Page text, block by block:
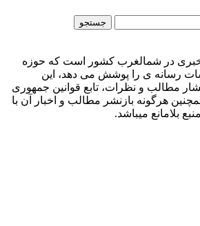
خبری در شمالغرب کشور است که حوزه
رسانه ی را پوشش می دهد، این
مطالب و نظرات، تابع قوانین جمهوری
هرگونه بازنشر مطالب و اخبار آن با
بلامانع میباشد.